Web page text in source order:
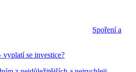
Spoření a
se investice?